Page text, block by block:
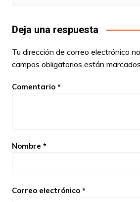
Deja una respuesta
Tu dirección de correo electrónico
campos obligatorios están
Comentario *
Nombre *
Correo electrónico *